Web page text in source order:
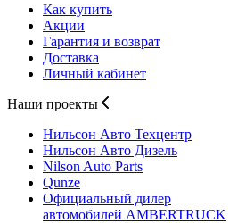
Как купить
Акции
Гарантия и возврат
Доставка
Личный кабинет
Наши проекты
Нильсон Авто Техцентр
Нильсон Авто Дизель
Nilson Auto Parts
Qunze
Официальный дилер
автомобилей AMBERTRUCK